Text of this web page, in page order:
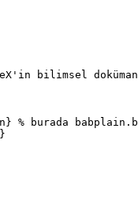
bilimsel
% burada